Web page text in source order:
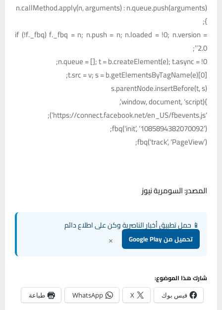
n.callMethod.apply(n, arguments) : n.queue.push(arguments)
};
if (!f._fbq) f._fbq = n; n.push = n; n.loaded = !0; n.version =
‘2.0’;
n.queue = []; t = b.createElement(e); t.async = !0;
t.src = v; s = b.getElementsByTagName(e)[0];
s.parentNode.insertBefore(t, s)
}(window, document, ‘script’,
‘https://connect.facebook.net/en_US/fbevents.js’);
fbq(‘init’, ‘1085894382070092’);
fbq(‘track’, ‘PageView’);
المصدر: السومرية نيوز
📱 حمل تطبيق أخبار الناصرية وكن على اطلاع دائم
تحميل من Google Play ×
شارك هذا الموضوع:
فيس بوك X
WhatsApp طباعة